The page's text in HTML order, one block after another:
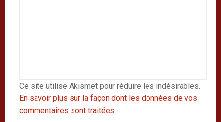
Ce site utilise Akismet pour réduire les indésirables.
En savoir plus sur la façon dont les données de vos
commentaires sont traitées.